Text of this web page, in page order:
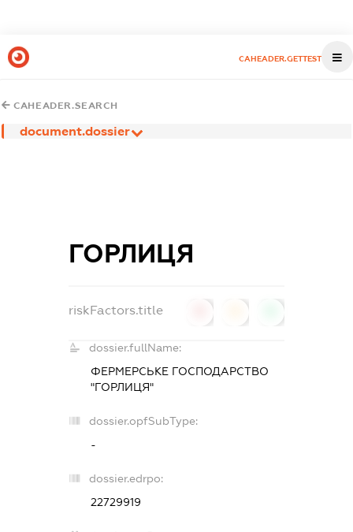
CAHEADER.GETTEST
CAHEADER.SEARCH
document.dossier
ГОРЛИЦЯ
riskFactors.title
dossier.fullName:
ФЕРМЕРСЬКЕ ГОСПОДАРСТВО
"ГОРЛИЦЯ"
dossier.opfSubType:
-
dossier.edrpo:
22729919